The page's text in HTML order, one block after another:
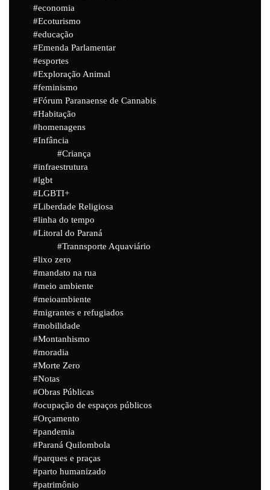
economia
Ecoturismo
educação
Emenda Parlamentar
esportes
Exploração Animal
feminismo
Fórum Paranaense de Cannabis
Habitação
homenagens
Infância
Criança
infraestrutura
lgbt
LGBTI+
Liberdade Religiosa
linha do tempo
Litoral do Paraná
Trannsporte Aquaviário
lixo zero
mandato na rua
meio ambiente
meioambiente
migrantes e refugiados
mobilidade
Montanhismo
moradia
Morte Zero
Notas
Obras Públicas
ocupação de espaços públicos
Orçamento
pandemia
Paraná Quilombola
parques e praças
parto humanizado
patrimônio